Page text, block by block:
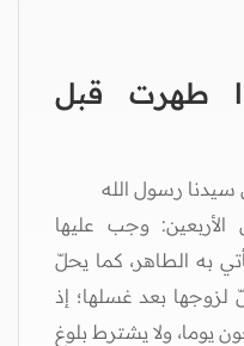
طهرت قبل
سيدنا رسول الله
وجب عليها
به الطاهر، كما يحلّ
لزوجها بعد غسلها؛ إذ
يوما، ولا يشترط بلوغ